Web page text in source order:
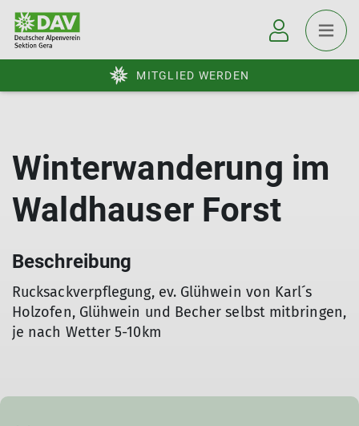
MITGLIED WERDEN
Winterwanderung im
Waldhauser Forst
Beschreibung
Rucksackverpflegung, ev. Glühwein von Karl´s
Holzofen, Glühwein und Becher selbst mitbringen,
je nach Wetter 5-10km